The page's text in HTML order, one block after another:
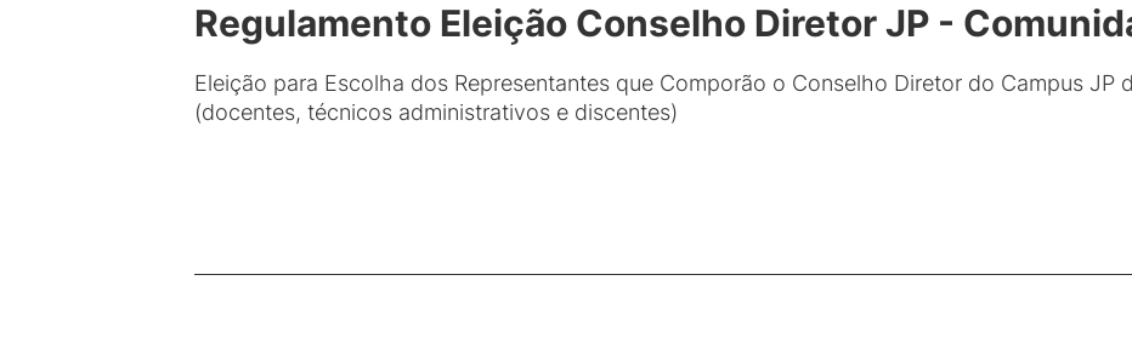
Regulamento Eleição Conselho Diretor JP -
Eleição para Escolha dos Representantes que Comporão o Conselho Diretor do Campus JP
(docentes, técnicos administrativos e discentes)